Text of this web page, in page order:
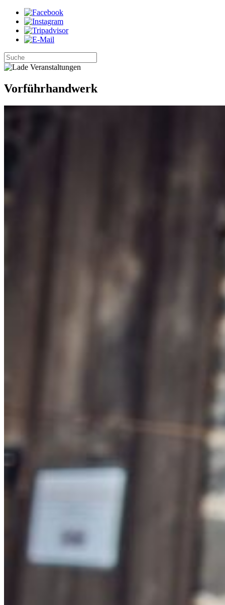
Vorführhandwerk